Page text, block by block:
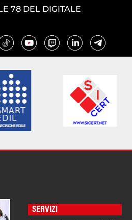
78 DEL DIGITALE
SERVIZI